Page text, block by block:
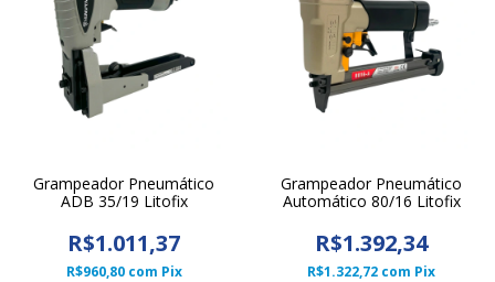
Grampeador Pneumático
ADB 35/19 Litofix
R$1.011,37
R$960,80 com Pix
Grampeador Pneumático
Automático 80/16 Litofix
R$1.392,34
R$1.322,72 com Pix